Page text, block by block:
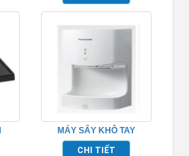
MÁY SẤY KHÔ TAY
PHÒNG TẮM TP695163
CHI TIẾT